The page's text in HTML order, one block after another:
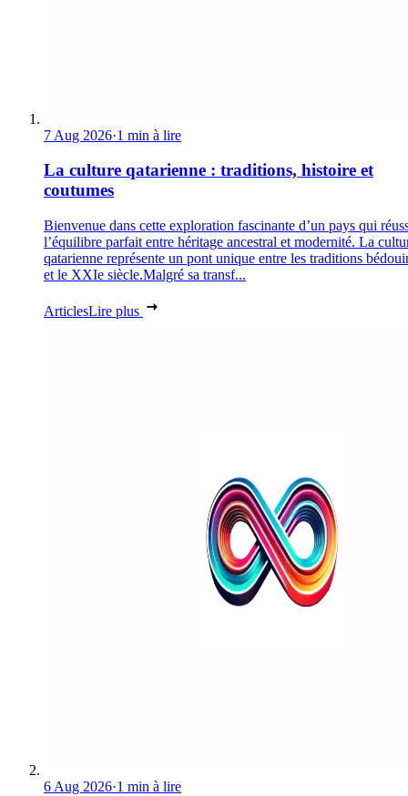
7 Aug 2026·1 min à lire
La culture qatarienne : traditions, histoire et
coutumes
Bienvenue dans cette exploration fascinante d’un pays qui
l’équilibre parfait entre héritage ancestral et modernité. La
qatarienne représente un pont unique entre les traditions
et le XXIe siècle.Malgré sa transf...
ArticlesLire plus
6 Aug 2026·1 min à lire